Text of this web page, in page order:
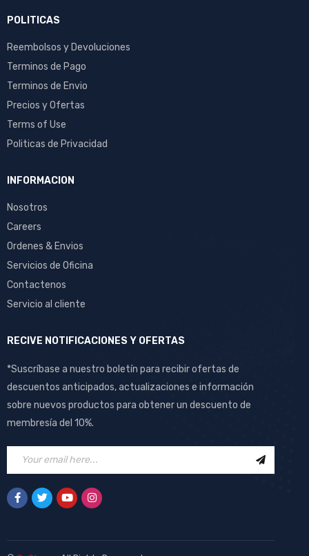
POLITICAS
Reembolsos y Devoluciones
Terminos de Pago
Terminos de Envio
Precios y Ofertas
Terms of Use
Politicas de Privacidad
INFORMACION
Nosotros
Careers
Ordenes & Envios
Servicios de Oficina
Contactenos
Servicio al cliente
RECIVE NOTIFICACIONES Y OFERTAS
*Suscríbase a nuestro boletín para recibir ofertas de
descuentos anticipados, actualizaciones e información
sobre nuevos productos para obtener un descuento de
membresía del 10%.